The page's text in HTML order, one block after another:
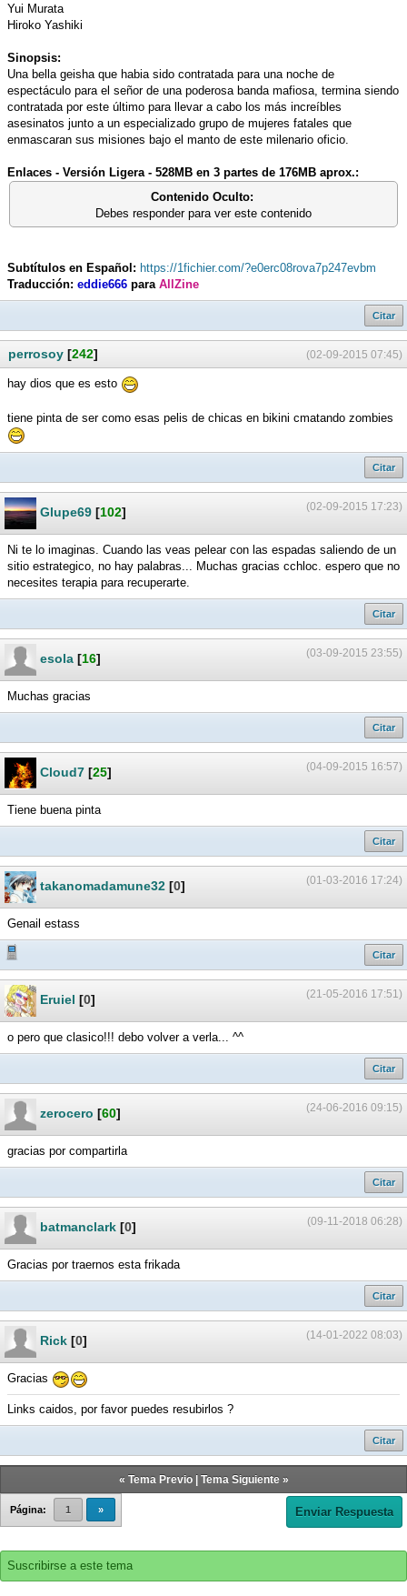
Yui Murata
Hiroko Yashiki
Sinopsis:
Una bella geisha que habia sido contratada para una noche de
espectáculo para el señor de una poderosa banda mafiosa, termina siendo
contratada por este último para llevar a cabo los más increíbles
asesinatos junto a un especializado grupo de mujeres fatales que
enmascaran sus misiones bajo el manto de este milenario oficio.
Enlaces - Versión Ligera - 528MB en 3 partes de 176MB aprox.:
Contenido Oculto:
Debes responder para ver este contenido
Subtítulos en Español: https://1fichier.com/?e0erc08rova7p247evbm
Traducción: eddie666 para AllZine
Citar
(02-09-2015 07:45)
perrosoy [242]
hay dios que es esto
tiene pinta de ser como esas pelis de chicas en bikini cmatando zombies
Citar
(02-09-2015 17:23)
Glupe69 [102]
Ni te lo imaginas. Cuando las veas pelear con las espadas saliendo de un
sitio estrategico, no hay palabras... Muchas gracias cchloc. espero que no
necesites terapia para recuperarte.
Citar
(03-09-2015 23:55)
esola [16]
Muchas gracias
Citar
(04-09-2015 16:57)
Cloud7 [25]
Tiene buena pinta
Citar
(01-03-2016 17:24)
takanomadamune32 [0]
Genail estass
Citar
(21-05-2016 17:51)
Eruiel [0]
o pero que clasico!!! debo volver a verla... ^^
Citar
(24-06-2016 09:15)
zerocero [60]
gracias por compartirla
Citar
(09-11-2018 06:28)
batmanclark [0]
Gracias por traernos esta frikada
Citar
(14-01-2022 08:03)
Rick [0]
Gracias
Links caidos, por favor puedes resubirlos ?
Citar
« Tema Previo| Tema Siguiente»
Página: 1 » Enviar Respuesta
Suscribirse a este tema